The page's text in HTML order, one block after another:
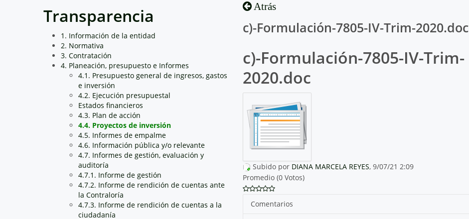
Transparencia
1. Información de la entidad
2. Normativa
3. Contratación
4. Planeación, presupuesto e Informes
4.1. Presupuesto general de ingresos, gastos
e inversión
4.2. Ejecución presupuestal
Estados financieros
4.3. Plan de acción
4.4. Proyectos de inversión
4.5. Informes de empalme
4.6. Información pública y/o relevante
4.7. Informes de gestión, evaluación y
auditoría
4.7.1. Informe de gestión
4.7.2. Informe de rendición de cuentas ante
la Contraloría
4.7.3. Informe de rendición de cuentas a la
ciudadanía
Atrás
c)-Formulación-7805-IV-Trim-2020.doc
c)-Formulación-7805-IV-Trim-
2020.doc
Subido por DIANA MARCELA REYES, 9/07/21 2:09
Promedio (0 Votos)
Comentarios